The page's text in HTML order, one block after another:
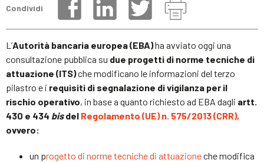
Condividi
L’Autorità bancaria europea (EBA)ha avviato oggi una
consultazione pubblica su due progetti di norme tecniche di
attuazione (ITS)che modificano le informazioni del terzo
pilastro e i requisiti di segnalazione di vigilanza per il
rischio operativo, in base a quanto richiesto ad EBA dagli artt.
430 e 434 bisdel Regolamento (UE) n. 575/2013 (CRR),
ovvero:
un progetto di norme tecniche di attuazioneche modifica